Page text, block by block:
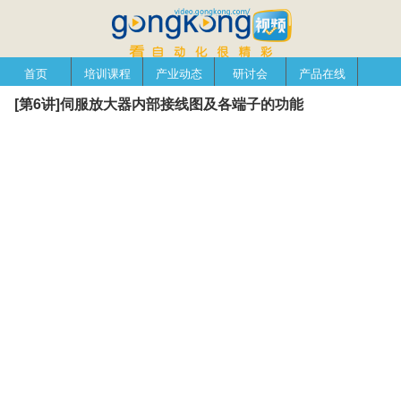
首页 培训课程 产业动态 研讨会
产品在线
自动化播客
创新管理 企业视窗
[第6讲]伺服放大器内部接线图及各端子的功能